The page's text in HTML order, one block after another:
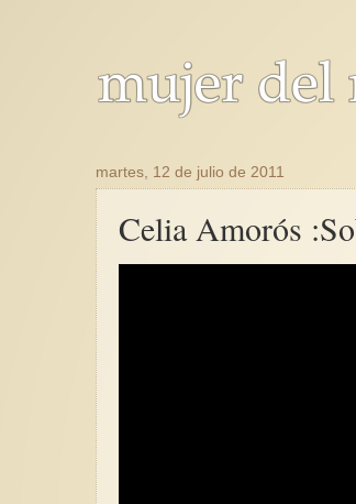
martes, 12 de julio de 2011
Celia Amorós